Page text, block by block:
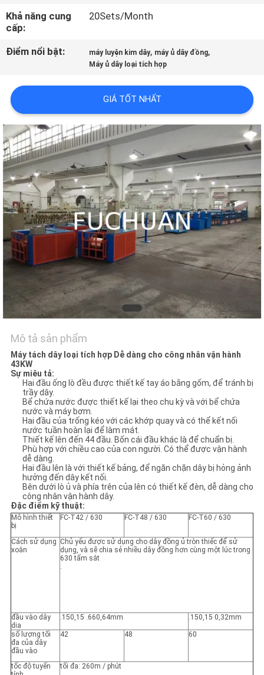
THAM
QUAN
NHÀ
KIỂM
SOÁT
CHẤT
LƯỢNG
LIÊN
HỆ
TIN
TỨC
CÁC
TRƯỜNG
HỢP
ĐỒ
TRANG
WEB
PRIVACY
POLICY
Khả năng cung
cấp:
20Sets/Month
Điểm nổi bật: máy luyện kim dây, máy ủ dây đồng,
Máy ủ dây loại tích hợp
GIÁ TỐT NHẤT
Mô tả sản phẩm
Máy tách dây loại tích hợp Dễ dàng cho công nhân vận hành
43KW
Sự miêu tả:
Hai đầu ống lò đều được thiết kế tay áo bằng gốm, để tránh bị
trầy dây.
Bể chứa nước được thiết kế lại theo chu kỳ và với bể chứa
nước và máy bơm.
Hai đầu của trống kéo với các khớp quay và có thể kết nối
nước tuần hoàn lại để làm mát.
Thiết kế lên đến 44 đầu. Bốn cái đầu khác là để chuẩn bị.
Phù hợp với chiều cao của con người. Có thể được vận hành
dễ dàng.
Hai đầu lên là với thiết kế bảng, để ngăn chặn dây bị hỏng ảnh
hưởng đến dây kết nối.
Bên dưới lò ủ và phía trên của lên có thiết kế đèn, dễ dàng cho
công nhân vận hành dây.
Đặc điểm kỹ thuật:
Mô hình thiết
bị
FC-T42 / 630 FC-T48 / 630 FC-T60 / 630
Cách sử dụng
xoắn
Chủ yếu được sử dụng cho dây đồng ủ tròn thiếc để sử
dụng, và sẽ chia sẻ nhiều dây đồng hơn cùng một lúc trong
630 tấm sắt
.
đầu vào dây
dia
.150,15 .660,64mm .150,15 0,32mm
số lượng tối
đa của dây
đầu vào
42 48 60
tốc độ tuyến
tối đa: 260m / phút